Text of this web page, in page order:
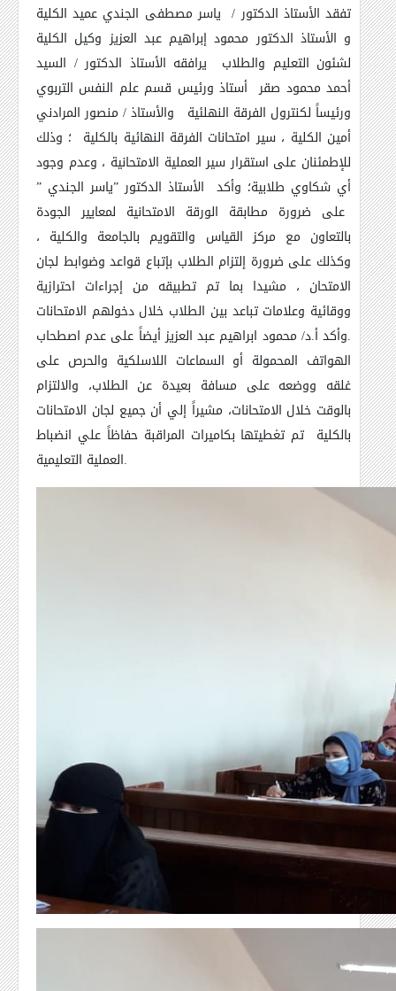
تفقد الأستاذ الدكتور / ياسر مصطفى الجندي عميد الكلية
و الأستاذ الدكتور محمود إبراهيم عبد العزيز وكيل الكلية
لشئون التعليم والطلاب يرافقه الأستاذ الدكتور / السيد
أحمد محمود صقر أستاذ ورئيس قسم علم النفس التربوي
ورئيساً لكنترول الفرقة النهلئية والأستاذ / منصور المرادني
أمين الكلية ، سير امتحانات الفرقة النهائية بالكلية ؛ وذلك
للإطمئنان على استقرار سير العملية الامتحانية ، وعدم وجود
أي شكاوي طلابية؛ وأكد الأستاذ الدكتور ”ياسر الجندي ”
على ضرورة مطابقة الورقة الامتحانية لمعايير الجودة
بالتعاون مع مركز القياس والتقويم بالجامعة والكلية ،
وكذلك على ضرورة إلتزام الطلاب بإتباع قواعد وضوابط لجان
الامتحان ، مشيدا بما تم تطبيقه من إجراءات احترازية
ووقائية وعلامات تباعد بين الطلاب خلال دخولهم الامتحانات
.وأكد أ.د/ محمود ابراهيم عبد العزيز أيضاً على عدم اصطحاب
الهواتف المحمولة أو السماعات اللاسلكية والحرص على
غلقه ووضعه على مسافة بعيدة عن الطلاب، والالتزام
بالوقت خلال الامتحانات، مشيراً إلي أن جميع لجان الامتحانات
بالكلية تم تغطيتها بكاميرات المراقبة حفاظاً علي انضباط
العملية التعليمية.